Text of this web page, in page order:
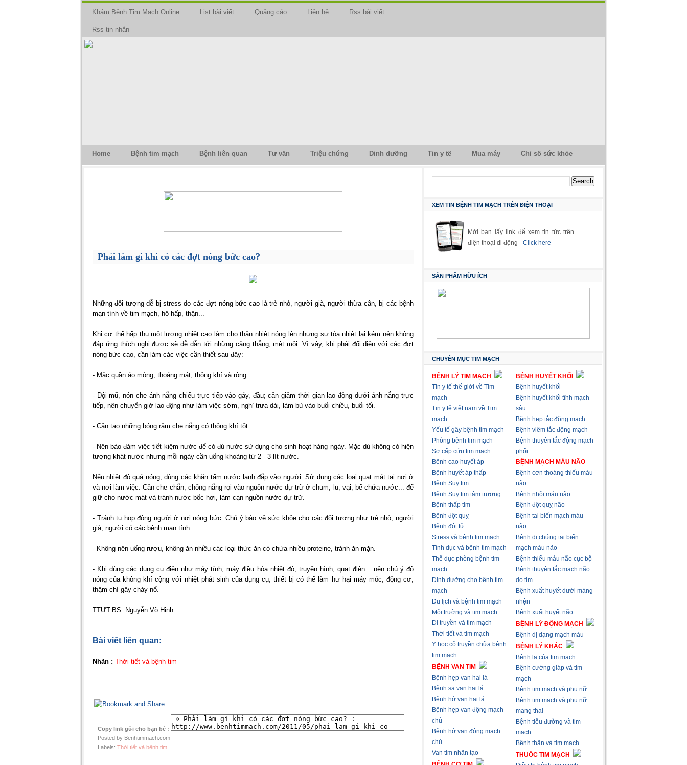
Khám Bệnh Tim Mạch Online List bài viết Quảng cáo Liên hệ Rss bài viết
Rss tin nhắn
Home Bệnh tim mạch Bệnh liên quan Tư vấn Triệu chứng Dinh dưỡng Tin y tế Mua máy Chỉ số sức khỏe
Phải làm gì khi có các đợt nóng bức cao?
Những đối tượng dễ bị stress do các đợt nóng bức cao là trẻ nhỏ, người già, người thừa cân, bị các bệnh
mạn tính về tim mạch, hô hấp, thận...
Khi cơ thể hấp thu một lượng nhiệt cao làm cho thân nhiệt nóng lên nhưng sự tỏa nhiệt lại kém nên không
đáp ứng thích nghi được sẽ dễ dẫn tới những căng thẳng, mệt mỏi. Vì vậy, khi phải đối diện với các đợt
nóng bức cao, cần làm các việc cần thiết sau đây:
- Mặc quần áo mỏng, thoáng mát, thông khí và rộng.
- Đội mũ, nón che ánh nắng chiếu trực tiếp vào gáy, đầu; cần giảm thời gian lao động dưới ánh nắng trực
tiếp, nên chuyển giờ lao động như làm việc sớm, nghỉ trưa dài, làm bù vào buổi chiều, buổi tối.
- Cần tạo những bóng râm che nắng có thông khí tốt.
- Nên bảo đảm việc tiết kiệm nước để có đủ nước sử dụng cho sinh hoạt hàng ngày. Mặc dù không có hiện
tượng khát nước nhưng mỗi ngày cần uống khoảng từ 2 - 3 lít nước.
Nếu nhiệt độ quá nóng, dùng các khăn tẩm nước lạnh đắp vào người. Sử dụng các loại quạt mát tại nơi ở
và nơi làm việc. Cần che chắn, chống nắng rọi vào nguồn nước dự trữ ở chum, lu, vại, bể chứa nước... để
giữ cho nước mát và tránh nước bốc hơi, làm cạn nguồn nước dự trữ.
- Tránh tụ họp đông người ở nơi nóng bức. Chú ý bảo vệ sức khỏe cho các đối tượng như trẻ nhỏ, người
già, người có các bệnh mạn tính.
- Không nên uống rượu, không ăn nhiều các loại thức ăn có chứa nhiều proteine, tránh ăn mặn.
- Khi dùng các dụng cụ điện như máy tính, máy điều hòa nhiệt độ, truyền hình, quạt điện... nên chú ý độ
nóng của không khí cộng với nhiệt phát sinh của dụng cụ, thiết bị có thể làm hư hại máy móc, động cơ,
thậm chí gây cháy nổ.
TTƯT.BS. Nguyễn Võ Hinh
Bài viết liên quan:
Nhãn : Thời tiết và bệnh tim
Copy link gửi cho bạn bè :
Posted by Benhtimmach.com
Labels: Thời tiết và bệnh tim
XEM TIN BỆNH TIM MẠCH TRÊN ĐIỆN THOẠI
Mời bạn lấy link để xem tin tức trên
điện thoại di động - Click here
SẢN PHẨM HỮU ÍCH
CHUYÊN MỤC TIM MẠCH
BỆNH LÝ TIM MẠCH
Tin y tế thế giới về Tim
mạch
Tin y tế việt nam về Tim
mạch
Yếu tố gây bệnh tim mạch
Phòng bệnh tim mạch
Sơ cấp cứu tim mạch
Bệnh cao huyết áp
Bệnh huyết áp thấp
Bệnh Suy tim
Bệnh Suy tim tâm trương
Bệnh thấp tim
Bệnh đột quỵ
Bệnh đột tử
Stress và bệnh tim mạch
Tình dục và bệnh tim mạch
Thể dục phòng bệnh tim
mạch
Dinh dưỡng cho bệnh tim
mạch
Du lịch và bệnh tim mạch
Môi trường và tim mạch
Di truyền và tim mạch
Thời tiết và tim mạch
Y học cổ truyền chữa bệnh
tim mạch
BỆNH VAN TIM
Bệnh hẹp van hai lá
Bệnh sa van hai lá
Bệnh hở van hai lá
Bệnh hẹp van động mạch
chủ
Bệnh hở van động mạch
chủ
Van tim nhân tạo
BỆNH HUYẾT KHỐI
Bệnh huyết khối
Bệnh huyết khối tĩnh mạch
sâu
Bệnh hẹp tắc động mạch
Bệnh viêm tắc động mạch
Bệnh thuyên tắc động mạch
phổi
BỆNH MẠCH MÁU NÃO
Bệnh cơn thoáng thiếu máu
não
Bệnh nhồi máu não
Bệnh đột quỵ não
Bệnh tai biến mạch máu
não
Bệnh di chứng tai biến
mạch máu não
Bệnh thiếu máu não cục bộ
Bệnh thuyên tắc mạch não
do tim
Bệnh xuất huyết dưới màng
nhện
Bệnh xuất huyết não
BỆNH LÝ ĐỘNG MẠCH
Bệnh dị dạng mạch máu
BỆNH LÝ KHÁC
Bệnh lạ của tim mạch
Bệnh cường giáp và tim
mạch
Bệnh tim mạch và phụ nữ
Bệnh tim mạch và phụ nữ
mang thai
Bệnh tiểu đường và tim
mạch
Bệnh thận và tim mạch
THUỐC TIM MẠCH